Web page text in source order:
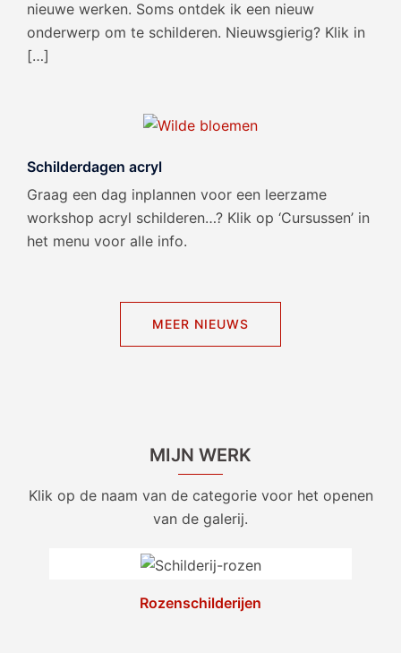
nieuwe werken. Soms ontdek ik een nieuw
onderwerp om te schilderen. Nieuwsgierig? Klik in
[…]
Schilderdagen acryl
Graag een dag inplannen voor een leerzame
workshop acryl schilderen…? Klik op ‘Cursussen’ in
het menu voor alle info.
MEER NIEUWS
MIJN WERK
Klik op de naam van de categorie voor het openen
van de galerij.
Rozenschilderijen